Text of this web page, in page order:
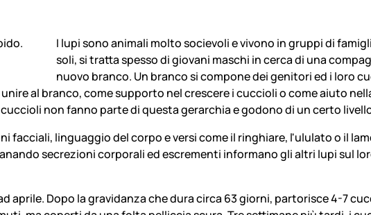
I lupi sono animali molto socievoli e vivono in gruppi di
soli, si tratta spesso di giovani maschi in cerca di una
nuovo branco. Un branco si compone dei genitori ed i loro
al branco, come supporto nel crescere i cuccioli o come aiuto
non fanno parte di questa gerarchia e godono di un certo
linguaggio del corpo e versi come il ringhiare, l'ululato o il
secrezioni corporali ed escrementi informano gli altri lupi sul
aprile. Dopo la gravidanza che dura circa 63 giorni, partorisce 4-7